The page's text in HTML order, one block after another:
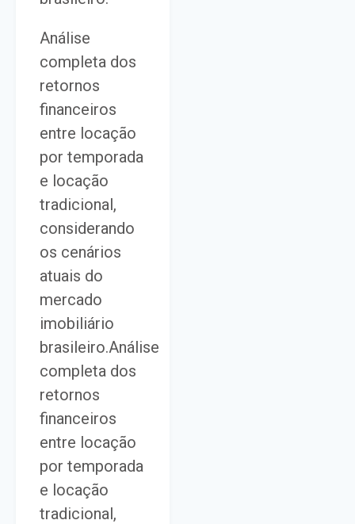
Análise
completa dos
retornos
financeiros
entre locação
por temporada
e locação
tradicional,
considerando
os cenários
atuais do
mercado
imobiliário
brasileiro.Análise
completa dos
retornos
financeiros
entre locação
por temporada
e locação
tradicional,